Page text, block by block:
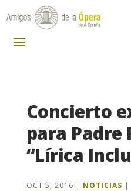
Concierto
para Padre
“Lírica
OCT 5, 2016 | NOTICIAS |